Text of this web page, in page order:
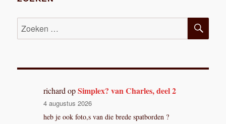
Zoeken
naar:
richard opSimplex? van Charles, deel 2
4 augustus 2026
heb je ook foto,s van die brede spatborden ?